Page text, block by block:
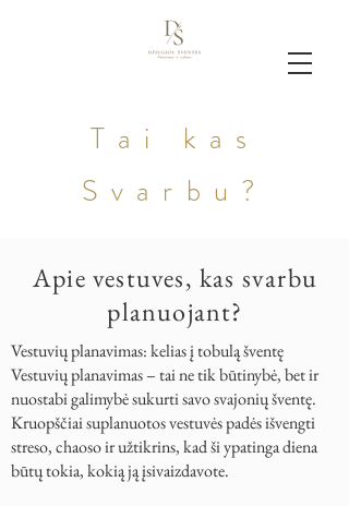
Tai kas
Svarbu?
Apie vestuves, kas svarbu
planuojant?
Vestuvių planavimas: kelias į tobulą šventę
Vestuvių planavimas – tai ne tik būtinybė, bet ir
nuostabi galimybė sukurti savo svajonių šventę.
Kruopščiai suplanuotos vestuvės padės išvengti
streso, chaoso ir užtikrins, kad ši ypatinga diena
būtų tokia, kokią ją įsivaizdavote.